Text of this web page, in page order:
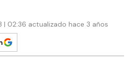
| 02:36 actualizado hace 3 años